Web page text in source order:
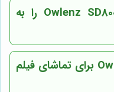
آیا می‌توان ویدئو پروژکتور Owlenz SD800 را به
آیا ویدئو پروژکتور Owlenz SD800 برای تماشای فیلم